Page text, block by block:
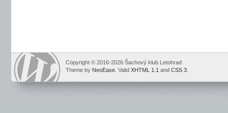
Copyright © 2016-2026 Šachový klub Letohrad
Theme by NeoEase . Valid XHTML 1.1 and CSS 3